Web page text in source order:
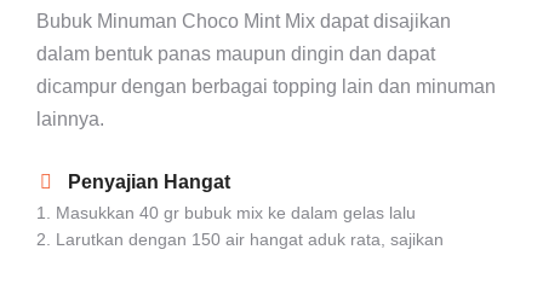
Bubuk Minuman Choco Mint Mix dapat disajikan
dalam bentuk panas maupun dingin dan dapat
dicampur dengan berbagai topping lain dan minuman
lainnya.
Penyajian Hangat
1. Masukkan 40 gr bubuk mix ke dalam gelas lalu
2. Larutkan dengan 150 air hangat aduk rata, sajikan